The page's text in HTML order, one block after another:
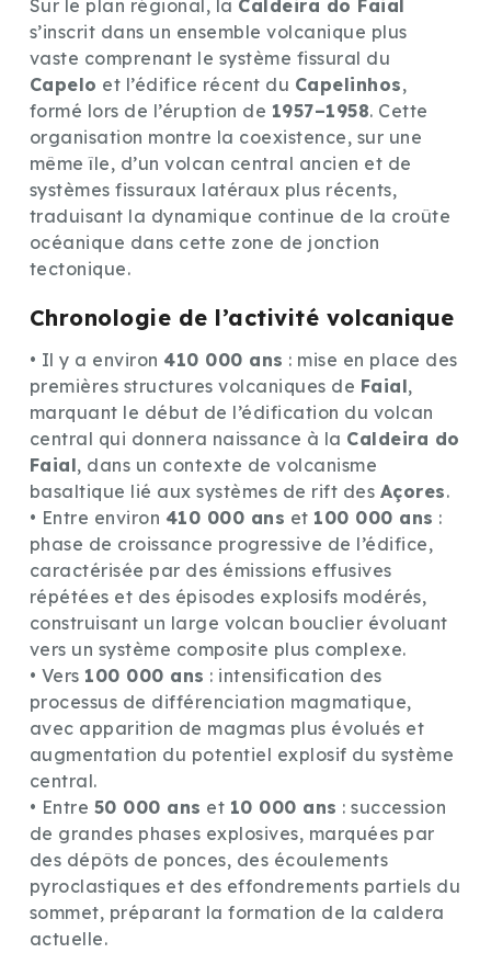
Sur le plan régional, la Caldeira do Faial
s’inscrit dans un ensemble volcanique plus
vaste comprenant le système fissural du
Capelo et l’édifice récent du Capelinhos,
formé lors de l’éruption de 1957–1958. Cette
organisation montre la coexistence, sur une
même île, d’un volcan central ancien et de
systèmes fissuraux latéraux plus récents,
traduisant la dynamique continue de la croûte
océanique dans cette zone de jonction
tectonique.
Chronologie de l’activité volcanique
• Il y a environ 410 000 ans : mise en place des
premières structures volcaniques de Faial,
marquant le début de l’édification du volcan
central qui donnera naissance à la Caldeira do
Faial, dans un contexte de volcanisme
basaltique lié aux systèmes de rift des Açores.
• Entre environ 410 000 ans et 100 000 ans :
phase de croissance progressive de l’édifice,
caractérisée par des émissions effusives
répétées et des épisodes explosifs modérés,
construisant un large volcan bouclier évoluant
vers un système composite plus complexe.
• Vers 100 000 ans : intensification des
processus de différenciation magmatique,
avec apparition de magmas plus évolués et
augmentation du potentiel explosif du système
central.
• Entre 50 000 ans et 10 000 ans : succession
de grandes phases explosives, marquées par
des dépôts de ponces, des écoulements
pyroclastiques et des effondrements partiels du
sommet, préparant la formation de la caldera
actuelle.